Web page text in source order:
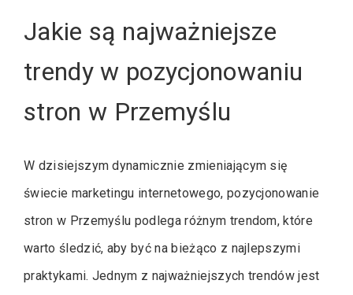
Jakie są najważniejsze
trendy w pozycjonowaniu
stron w Przemyślu
W dzisiejszym dynamicznie zmieniającym się
świecie marketingu internetowego, pozycjonowanie
stron w Przemyślu podlega różnym trendom, które
warto śledzić, aby być na bieżąco z najlepszymi
praktykami. Jednym z najważniejszych trendów jest